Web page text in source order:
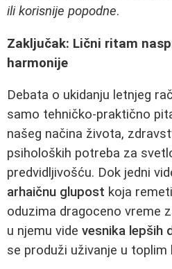
ili korisnije popodne.
Zaključak: Lični ritam
harmonije
Debata o ukidanju letnjeg
samo tehničko-praktično
našeg načina života,
psiholoških potreba za
predvidljivošću. Dok jedni
arhaičnu glupost koja remeti
oduzima dragoceno vreme
u njemu vide vesnika lepših
se produži uživanje u toplim